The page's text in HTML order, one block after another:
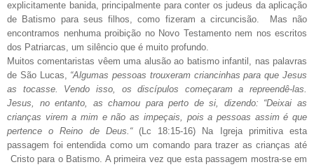
explicitamente banida, principalmente para conter os judeus da aplicação
de Batismo para seus filhos, como fizeram a circuncisão. Mas não
encontramos nenhuma proibição no Novo Testamento nem nos escritos
dos Patriarcas, um silêncio que é muito profundo.
Muitos comentaristas vêem uma alusão ao batismo infantil, nas palavras
de São Lucas, “Algumas pessoas trouxeram criancinhas para que Jesus
as tocasse. Vendo isso, os discípulos começaram a repreendê-las.
Jesus, no entanto, as chamou para perto de si, dizendo: “Deixai as
crianças virem a mim e não as impeçais, pois a pessoas assim é que
pertence o Reino de Deus.“(Lc 18:15-16) Na Igreja primitiva esta
passagem foi entendida como um comando para trazer as crianças até
Cristo para o Batismo. A primeira vez que esta passagem mostra-se em